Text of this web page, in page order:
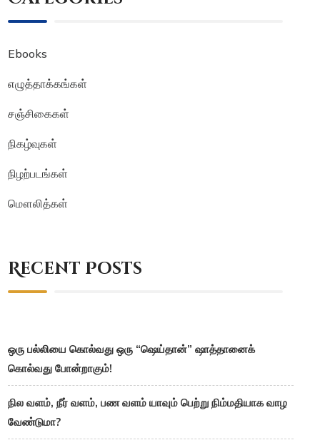
Ebooks
எழுத்தாக்கங்கள்
சஞ்சிகைகள்
நிகழ்வுகள்
நிழற்படங்கள்
மௌலித்கள்
Recent Posts
ஒரு பல்லியை கொல்வது ஒரு “ஷெய்தான்” ஷாத்தானைக்
கொல்வது போன்றாகும்!
நில வளம், நீர் வளம், பண வளம் யாவும் பெற்று நிம்மதியாக வாழ
வேண்டுமா?